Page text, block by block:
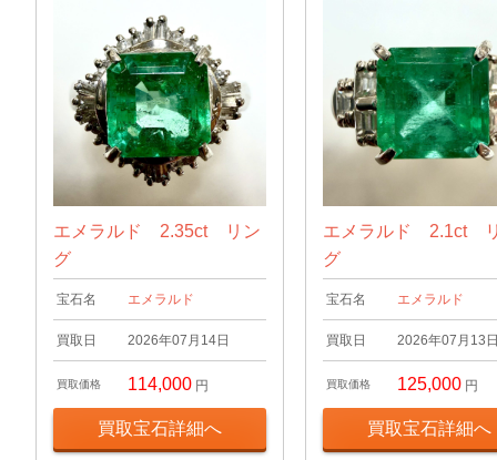
エメラルド 2.35ct リン
グ
宝石名 エメラルド
買取日 2026年07月14日
買取価格 114,000 円
買取宝石詳細へ
エメラルド 2.1ct
グ
宝石名 エメラルド
買取日 2026年07月13
買取価格 125,000 円
買取宝石詳細へ